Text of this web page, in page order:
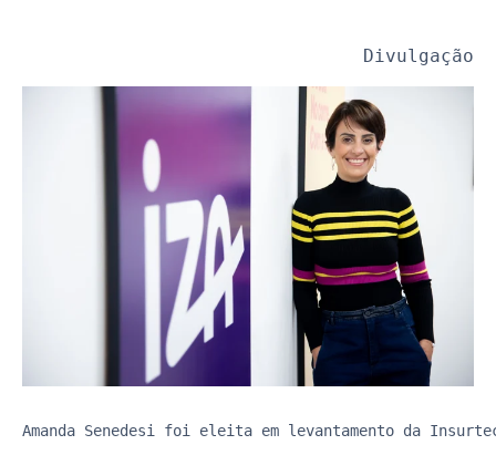
Divulgação
Amanda Senedesi foi eleita em levantamento da